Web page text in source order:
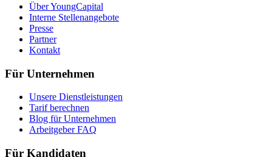
Über YoungCapital
Interne Stellenangebote
Presse
Partner
Kontakt
Für Unternehmen
Unsere Dienstleistungen
Tarif berechnen
Blog für Unternehmen
Arbeitgeber FAQ
Für Kandidaten